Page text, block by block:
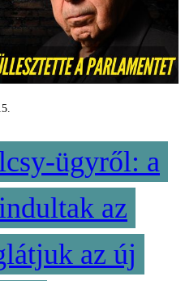
ügyről: a
az
az új